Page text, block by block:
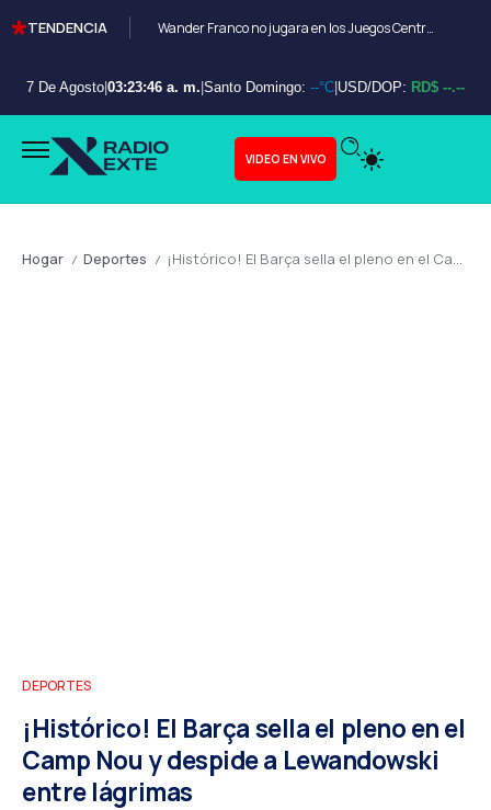
TENDENCIA Wander Franco no jugara en los Juegos Centroamericanos y de el Caribe Santo Domingo 2026
7 De Agosto 03:23:48 a. m. Santo Domingo: --°C USD/DOP: RD$ --.--
VIDEO EN VIVO
Hogar / Deportes / ¡Histórico! El Barça sella el pleno en el Camp Nou y despide a Lewandowski entre lágrimas
DEPORTES
¡Histórico! El Barça sella el pleno en el
Camp Nou y despide a Lewandowski
entre lágrimas